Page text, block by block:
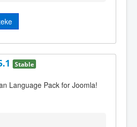
Stable
Language Pack for Joomla!